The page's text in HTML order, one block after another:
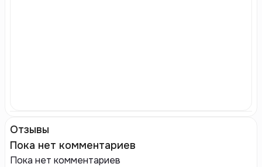
Отзывы
Пока нет комментариев
Пока нет комментариев